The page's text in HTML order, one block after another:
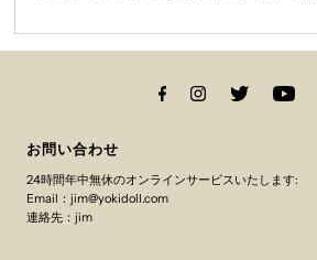
お問い合わせ
24時間年中無休のオンラインサービスいたします:
Email：jim@yokidoll.com
連絡先：jim